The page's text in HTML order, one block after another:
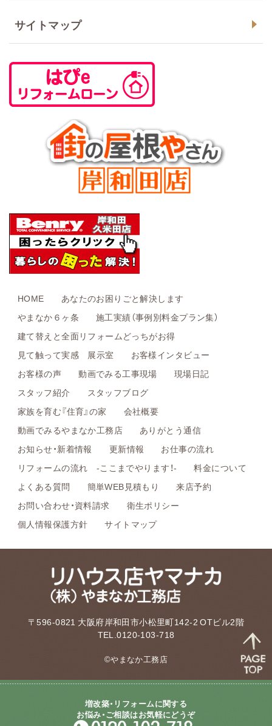
サイトマップ
HOME
あなたのお困りごと解決します
やまなか６ヶ条
施工実績（事例別料金プラン集）
建て替えと全面リフォームどっちがお得
見て触って実感 展示室
お客様インタビュー
お客様の声
動画でみる工事現場
現場日記
スタッフ紹介
スタッフブログ
家族を育む『住育』の家
会社概要
動画でみるやまなか工務店
ありがとう通信
お知らせ・新着情報
更新情報
お仕事の流れ
リフォームの流れ -ここまでやります！-
料金について
よくある質問
簡単WEB見積もり
来店予約
お問い合わせ・資料請求
衛生ポリシー
個人情報保護方針
サイトマップ
〒596-0821 大阪府岸和田市小松里町142-2 OTビル2階
TEL.0120-103-718
©やまなか工務店
増改築・リフォームに関する
お悩み・ご相談はお気軽にどうぞ